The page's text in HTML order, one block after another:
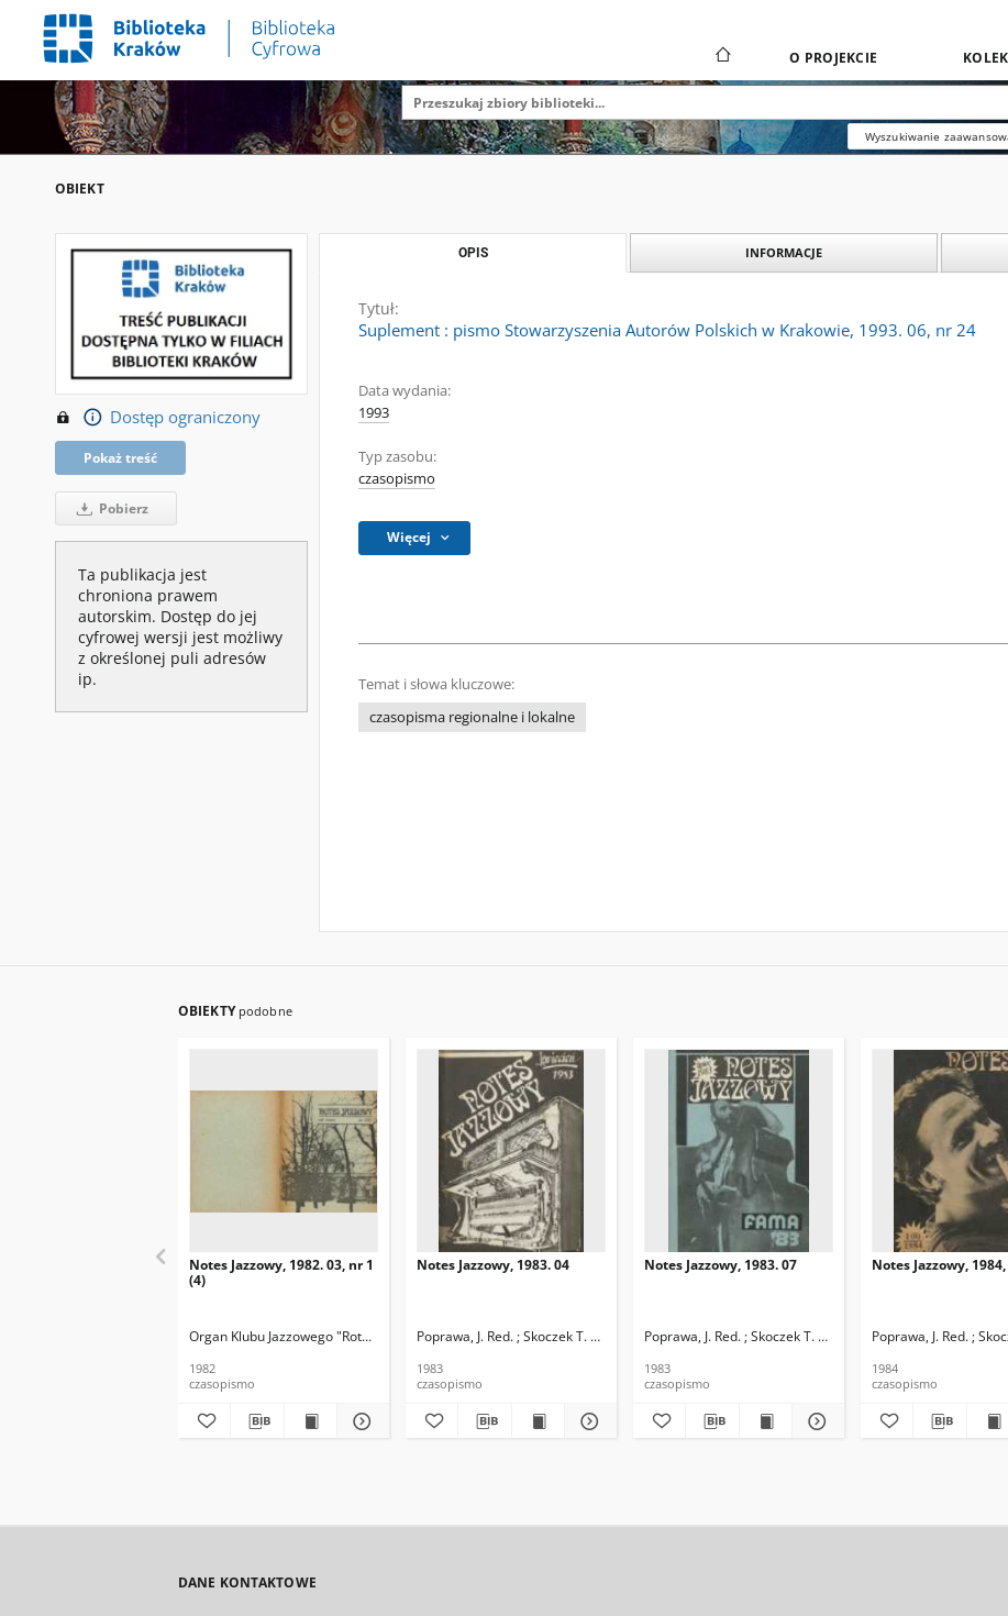
O PROJEKCIE
Wyszukiwanie
OBIEKT
Dostęp ograniczony
Pokaż treść
Pobierz
Ta publikacja jest
chroniona prawem
autorskim. Dostęp do jej
cyfrowej wersji jest możliwy
z określonej puli adresów
ip.
OPIS INFORMACJE
Tytuł:
Suplement : pismo Stowarzyszenia Autorów Polskich w Krakowie, 1993. 06, nr 24
Data wydania:
1993
Typ zasobu:
czasopismo
Więcej
Temat i słowa kluczowe:
czasopisma regionalne i lokalne
OBIEKTY podobne
Notes Jazzowy, 1982. 03, nr 1
(4)
Organ Klubu Jazzowego "Rotunda" Skoczek, T. Red.
1982
czasopismo
Notes Jazzowy, 1983. 04
Poprawa, J. Red. ; Skoczek T. Red.
1983
czasopismo
Notes Jazzowy, 1983. 07
Poprawa, J. Red. ; Skoczek T. Red.
1983
czasopismo
Notes Jazzowy,
Poprawa, J. Red. ;
1984
czasopismo
DANE KONTAKTOWE